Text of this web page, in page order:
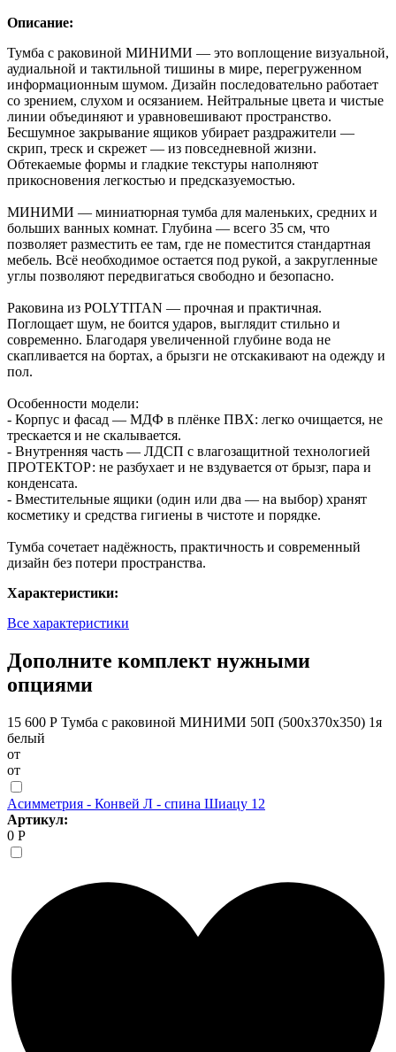
Описание:
Тумба с раковиной МИНИМИ — это воплощение визуальной,
аудиальной и тактильной тишины в мире, перегруженном
информационным шумом. Дизайн последовательно работает
со зрением, слухом и осязанием. Нейтральные цвета и чистые
линии объединяют и уравновешивают пространство.
Бесшумное закрывание ящиков убирает раздражители —
скрип, треск и скрежет — из повседневной жизни.
Обтекаемые формы и гладкие текстуры наполняют
прикосновения легкостью и предсказуемостью.
МИНИМИ — миниатюрная тумба для маленьких, средних и
больших ванных комнат. Глубина — всего 35 см, что
позволяет разместить ее там, где не поместится стандартная
мебель. Всё необходимое остается под рукой, а закругленные
углы позволяют передвигаться свободно и безопасно.
Раковина из POLYTITAN — прочная и практичная.
Поглощает шум, не боится ударов, выглядит стильно и
современно. Благодаря увеличенной глубине вода не
скапливается на бортах, а брызги не отскакивают на одежду и
пол.
Особенности модели:
- Корпус и фасад — МДФ в плёнке ПВХ: легко очищается, не
трескается и не скалывается.
- Внутренняя часть — ЛДСП с влагозащитной технологией
ПРОТЕКТОР: не разбухает и не вздувается от брызг, пара и
конденсата.
- Вместительные ящики (один или два — на выбор) хранят
косметику и средства гигиены в чистоте и порядке.
Тумба сочетает надёжность, практичность и современный
дизайн без потери пространства.
Характеристики:
Все характеристики
Дополните комплект нужными
опциями
15 600 Р Тумба с раковиной МИНИМИ 50П (500x370x350) 1я
белый
от
от
Асимметрия - Конвей Л - спина Шиацу 12
Артикул:
0 Р